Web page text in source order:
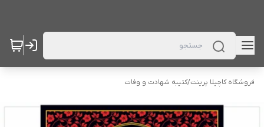
فروشگاه کاچیلا پرینت/کتیبه شهادت و وفات